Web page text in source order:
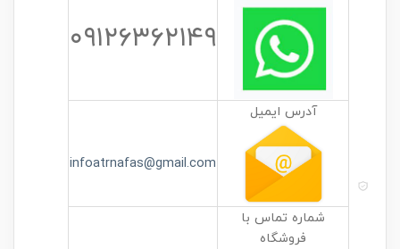
۰۹۱۲۶۳۶۲۱۴۹
آدرس ایمیل
infoatrnafas@gmail.com
شماره تماس با
فروشگاه